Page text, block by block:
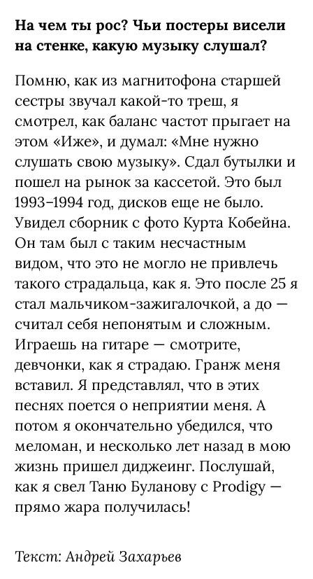
На чем ты рос? Чьи постеры висели
на стенке, какую музыку слушал?
Помню, как из магнитофона старшей
сестры звучал какой-то треш, я
смотрел, как баланс частот прыгает на
этом «Иже», и думал: «Мне нужно
слушать свою музыку». Сдал бутылки и
пошел на рынок за кассетой. Это был
1993–1994 год, дисков еще не было.
Увидел сборник с фото Курта Кобейна.
Он там был с таким несчастным
видом, что это не могло не привлечь
такого страдальца, как я. Это после 25 я
стал мальчиком-зажигалочкой, а до —
считал себя непонятым и сложным.
Играешь на гитаре — смотрите,
девчонки, как я страдаю. Гранж меня
вставил. Я представлял, что в этих
песнях поется о неприятии меня. А
потом я окончательно убедился, что
меломан, и несколько лет назад в мою
жизнь пришел диджеинг. Послушай,
как я свел Таню Буланову с Prodigy —
прямо жара получилась!
Текст: Андрей Захарьев